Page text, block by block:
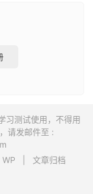
习测试使用，不得用
请发邮件至 :
WP | 文章归档